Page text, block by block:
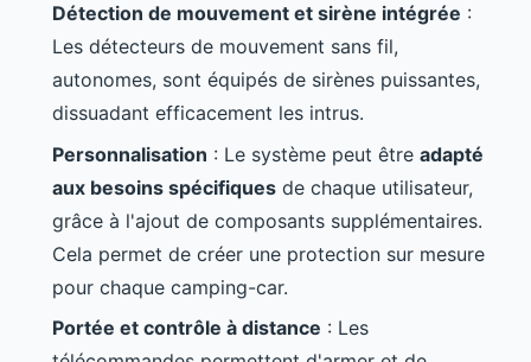
Détection de mouvement et sirène intégrée :
Les détecteurs de mouvement sans fil,
autonomes, sont équipés de sirènes puissantes,
dissuadant efficacement les intrus.
Personnalisation : Le système peut être adapté
aux besoins spécifiques de chaque utilisateur,
grâce à l'ajout de composants supplémentaires.
Cela permet de créer une protection sur mesure
pour chaque camping-car.
Portée et contrôle à distance : Les